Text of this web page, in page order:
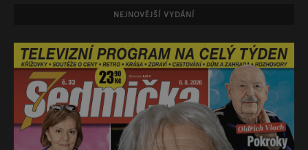
NEJNOVĚJŠÍ VYDÁNÍ